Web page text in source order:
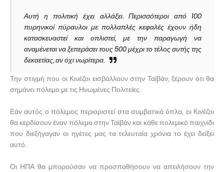
Αυτή η πολιτική έχει αλλάξει. Περισσότεροι από 100
πυρηνικοί πύραυλοι με πολλαπλές κεφαλές έχουν ήδη
κατασκευαστεί και οπλιστεί, με την παραγωγή να
αναμένεται να ξεπεράσει τους 500 μέχρι το τέλος αυτής της
δεκαετίας, αν όχι νωρίτερα.
Την στιγμή που οι Κινέζοι εισβάλλουν στην Ταϊβάν, ξέρουν ότι θα
σημάνει πόλεμο με τις Ηνωμένες Πολιτείες.
Εάν αυτός ο πόλεμος περιοριστεί στα συμβατικά όπλα, οι Κινέζοι
θα κερδίσουν έναν πόλεμο στην Ταϊβάν και κάθε πολεμικό παιχνίδι
που διεξήγαγαν οι ηγέτες μας τα τελευταία χρόνια το έχει δείξει
αυτό.
Οι ΗΠΑ θα μπορούσαν να προσπαθήσουν να απειλήσουν την